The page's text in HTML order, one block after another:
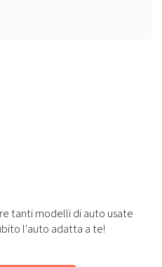
tanti modelli di auto usate
l'auto adatta a te!